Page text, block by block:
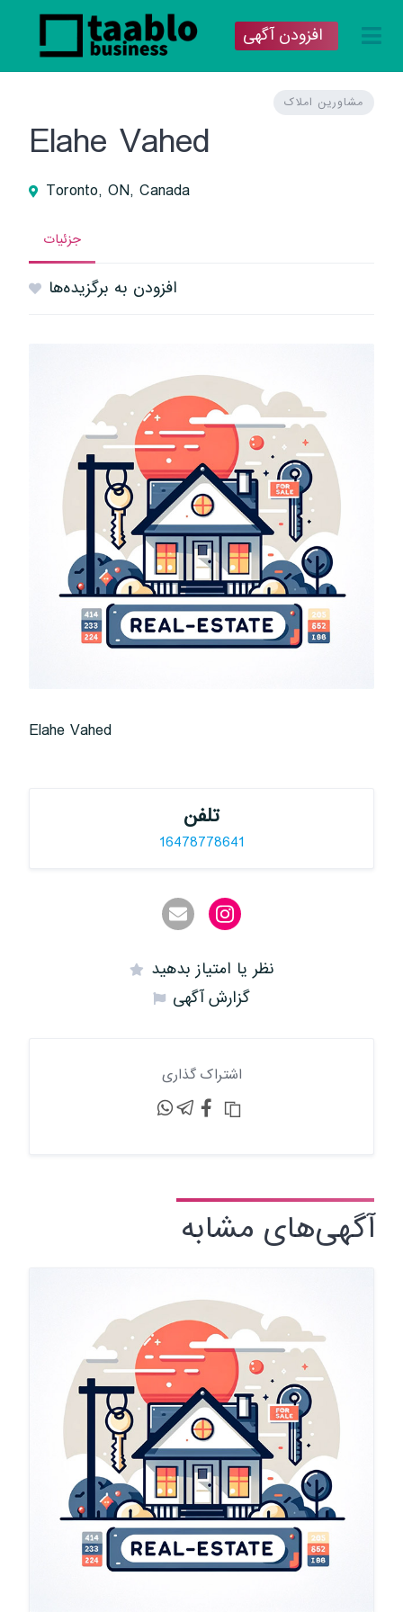
افزودن آگهی
مشاورین املاک
Elahe Vahed
Toronto, ON, Canada
جزئیات
افزودن به برگزیده‌ها
Elahe Vahed
تلفن
16478778641
نظر یا امتیاز بدهید
گزارش آگهی
اشتراک گذاری
آگهی‌های مشابه